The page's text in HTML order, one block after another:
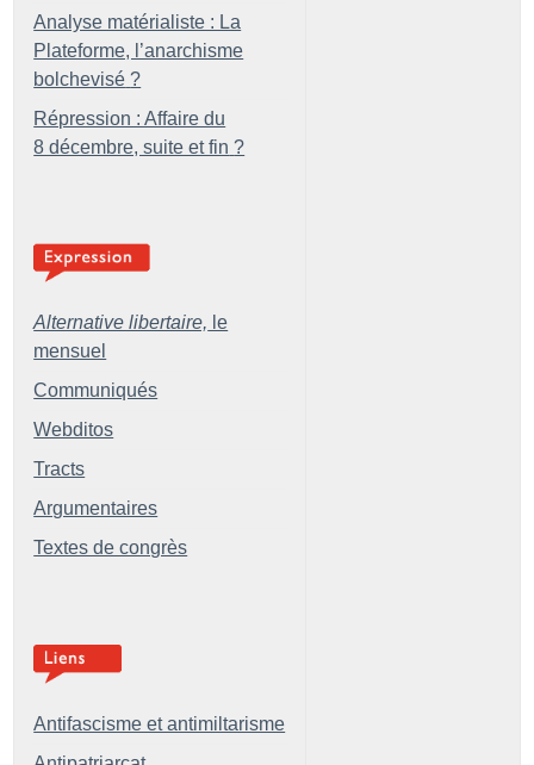
Analyse matérialiste : La
Plateforme, l’anarchisme
bolchevisé ?
Répression : Affaire du
8 décembre, suite et fin ?
Alternative libertaire, le
mensuel
Communiqués
Webditos
Tracts
Argumentaires
Textes de congrès
Antifascisme et antimiltarisme